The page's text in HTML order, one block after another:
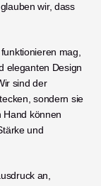
wir, dass
mag,
eleganten Design
sind der
sondern sie
Hand können
und
an,